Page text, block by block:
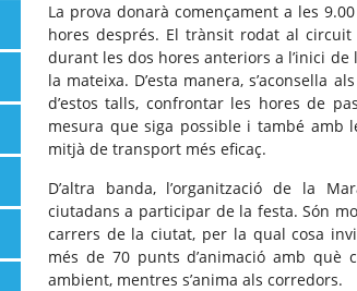
La prova donarà començament a les
hores després. El trànsit rodat al
durant les dos hores anteriors a l’inici
la mateixa. D’esta manera, s’aconsella
d’estos talls, confrontar les hores de
mesura que siga possible i també amb
mitjà de transport més eficaç.
D’altra banda, l’organització de la
ciutadans a participar de la festa. Són
carrers de la ciutat, per la qual cosa
més de 70 punts d’animació amb
ambient, mentres s’anima als corredors.